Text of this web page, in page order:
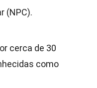
(NPC).
cerca de 30
como